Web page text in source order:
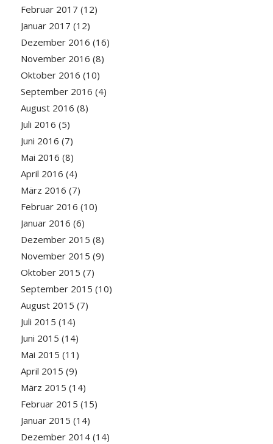
Februar 2017 (12)
Januar 2017 (12)
Dezember 2016 (16)
November 2016 (8)
Oktober 2016 (10)
September 2016 (4)
August 2016 (8)
Juli 2016 (5)
Juni 2016 (7)
Mai 2016 (8)
April 2016 (4)
März 2016 (7)
Februar 2016 (10)
Januar 2016 (6)
Dezember 2015 (8)
November 2015 (9)
Oktober 2015 (7)
September 2015 (10)
August 2015 (7)
Juli 2015 (14)
Juni 2015 (14)
Mai 2015 (11)
April 2015 (9)
März 2015 (14)
Februar 2015 (15)
Januar 2015 (14)
Dezember 2014(14)